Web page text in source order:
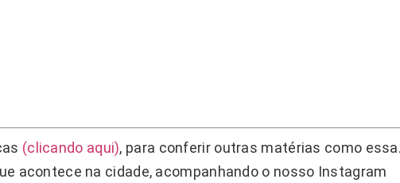
(clicando aqui), para conferir outras matérias como
acontece na cidade, acompanhando o nosso Instagram